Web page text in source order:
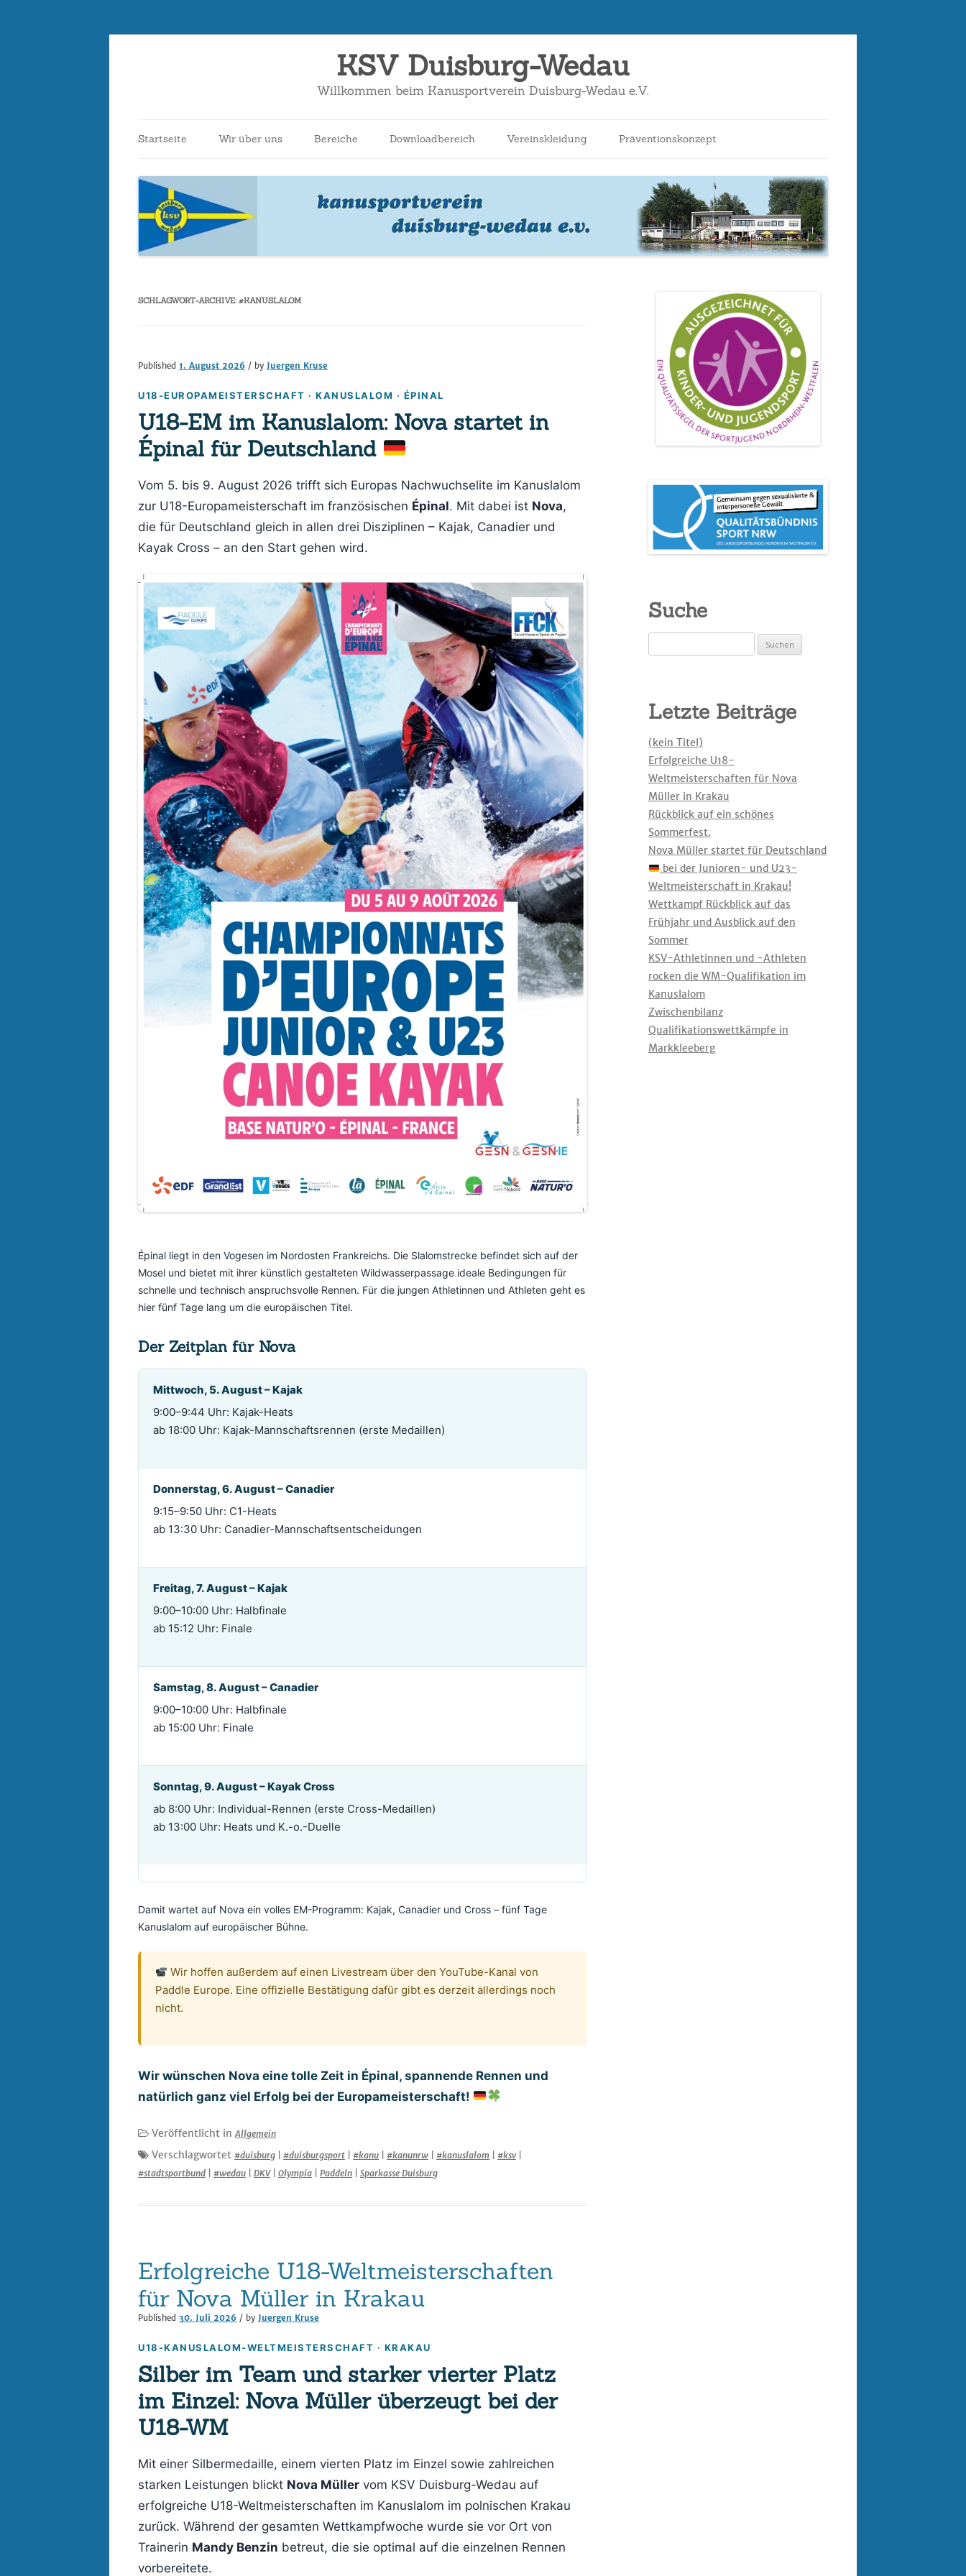
KSV Duisburg-Wedau
Willkommen beim Kanusportverein Duisburg-Wedau e.V.
Inhalt
springen
Startseite Wir über uns
Ansprechpartner*innen
Vereinsbeitritt
– REACT
Impressum
Bereiche
Schüler*innen
Breitensport
Trainingszeiten
Termine
Downloadbereich Vereinskleidung Präventionskonzept
SCHLAGWORT-ARCHIVE: #KANUSLALOM
Published 1. August 2026 / by Juergen Kruse
U18-EUROPAMEISTERSCHAFT · KANUSLALOM · ÉPINAL
U18-EM im Kanuslalom: Nova startet in
Épinal für Deutschland
Vom 5. bis 9. August 2026 trifft sich Europas Nachwuchselite im Kanuslalom
zur U18-Europameisterschaft im französischen Épinal. Mit dabei ist Nova,
die für Deutschland gleich in allen drei Disziplinen – Kajak, Canadier und
Kayak Cross – an den Start gehen wird.
Épinal liegt in den Vogesen im Nordosten Frankreichs. Die Slalomstrecke befindet sich auf der
Mosel und bietet mit ihrer künstlich gestalteten Wildwasserpassage ideale Bedingungen für
schnelle und technisch anspruchsvolle Rennen. Für die jungen Athletinnen und Athleten geht es
hier fünf Tage lang um die europäischen Titel.
Der Zeitplan für Nova
Mittwoch, 5. August – Kajak
9:00–9:44 Uhr: Kajak-Heats
ab 18:00 Uhr: Kajak-Mannschaftsrennen (erste Medaillen)
Donnerstag, 6. August – Canadier
9:15–9:50 Uhr: C1-Heats
ab 13:30 Uhr: Canadier-Mannschaftsentscheidungen
Freitag, 7. August – Kajak
9:00–10:00 Uhr: Halbfinale
ab 15:12 Uhr: Finale
Samstag, 8. August – Canadier
9:00–10:00 Uhr: Halbfinale
ab 15:00 Uhr: Finale
Sonntag, 9. August – Kayak Cross
ab 8:00 Uhr: Individual-Rennen (erste Cross-Medaillen)
ab 13:00 Uhr: Heats und K.-o.-Duelle
Damit wartet auf Nova ein volles EM-Programm: Kajak, Canadier und Cross – fünf Tage
Kanuslalom auf europäischer Bühne.
Wir hoffen außerdem auf einen Livestream über den YouTube-Kanal von
Paddle Europe. Eine offizielle Bestätigung dafür gibt es derzeit allerdings noch
nicht.
Wir wünschen Nova eine tolle Zeit in Épinal, spannende Rennen und
natürlich ganz viel Erfolg bei der Europameisterschaft!
Veröffentlicht inAllgemein
Verschlagwortet #duisburg #duisburgsport #kanu #kanunrw #kanuslalom #ksv
#stadtsportbund
#wedau DKV| Olympia Paddeln Sparkasse Duisburg
Erfolgreiche U18-Weltmeisterschaften
für Nova Müller in Krakau
Published 30. Juli 2026 / by Juergen Kruse
U18-KANUSLALOM-WELTMEISTERSCHAFT · KRAKAU
Silber im Team und starker vierter Platz
im Einzel: Nova Müller überzeugt bei der
U18-WM
Mit einer Silbermedaille, einem vierten Platz im Einzel sowie zahlreichen
starken Leistungen blickt Nova Müller vom KSV Duisburg-Wedau auf
erfolgreiche U18-Weltmeisterschaften im Kanuslalom im polnischen Krakau
zurück. Während der gesamten Wettkampfwoche wurde sie vor Ort von
Trainerin Mandy Benzin betreut, die sie optimal auf die einzelnen Rennen
vorbereitete.
Suche
nach:
Letzte Beiträge
(kein Titel)
Erfolgreiche U18-
Weltmeisterschaften für Nova
Müller in Krakau
Rückblick auf ein schönes
Sommerfest.
Nova Müller startet für Deutschland
bei der Junioren- und U23-
Weltmeisterschaft in Krakau!
Wettkampf Rückblick auf das
Frühjahr und Ausblick auf den
Sommer
KSV-Athletinnen und -Athleten
rocken die WM-Qualifikation im
Kanuslalom
Zwischenbilanz
Qualifikationswettkämpfe in
Markkleeberg